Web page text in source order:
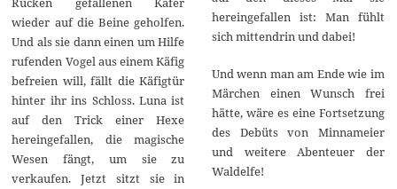
wieder auf die Beine geholfen.
Und als sie dann einen um Hilfe
rufenden Vogel aus einem Käfig
befreien will, fällt die Käfigtür
hinter ihr ins Schloss. Luna ist
auf den Trick einer Hexe
hereingefallen, die magische
Wesen fängt, um sie zu
verkaufen. Jetzt sitzt sie in
hereingefallen ist: Man fühlt
sich mittendrin und dabei!
Und wenn man am Ende wie im
Märchen einen Wunsch frei
hätte, wäre es eine Fortsetzung
des Debüts von Minnameier
und weitere Abenteuer der
Waldelfe!